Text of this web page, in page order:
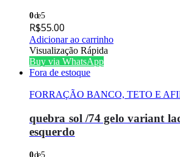
0de 5
R$55.00
Adicionar ao carrinho
Visualização Rápida
Buy via WhatsApp
Fora de estoque
FORRAÇÃO BANCO, TETO E
quebra sol /74 gelo variant
esquerdo
0de 5